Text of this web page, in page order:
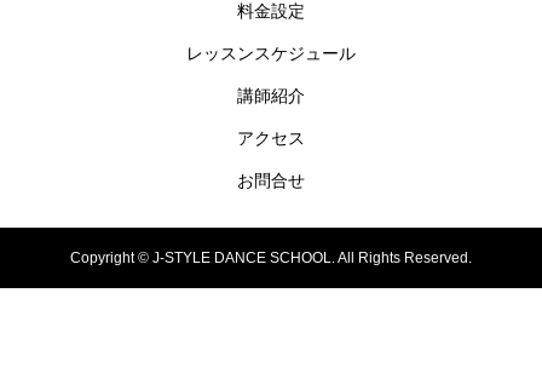
料金設定
レッスンスケジュール
講師紹介
アクセス
お問合せ
Copyright © J-STYLE DANCE SCHOOL. All Rights Reserved.